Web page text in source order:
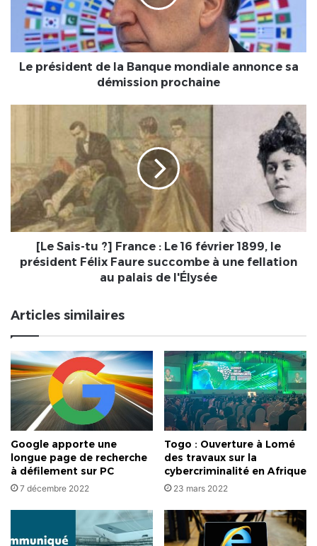
mondiale
annonce
démission
prochaine
Le président de la Banque mondiale annonce sa
démission prochaine
France
:
Le
16
février
succombe
à
fellation
au
palais
de
l'Élysée
[Le Sais-tu ?] France : Le 16 février 1899, le
président Félix Faure succombe à une fellation
au palais de l'Élysée
Articles similaires
Google apporte une
longue page de recherche
à défilement sur PC
7 décembre 2022
Togo : Ouverture à Lomé
des travaux sur la
cybercriminalité en Afrique
23 mars 2022